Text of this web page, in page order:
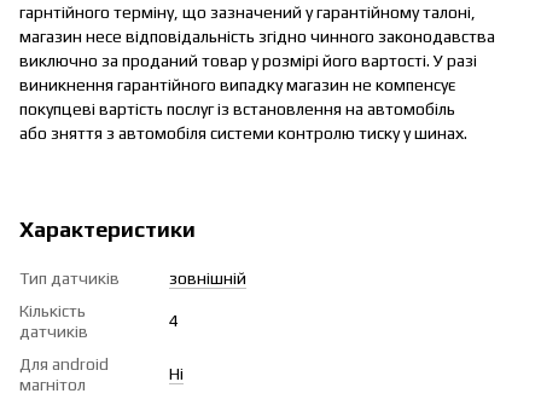
гарнтійного терміну, що зазначений у гарантійному талоні,
магазин несе відповідальність згідно чинного законодавства
виключно за проданий товар у розмірі його вартості. У разі
виникнення гарантійного випадку магазин не компенсує
покупцеві вартість послуг із встановлення на автомобіль
або зняття з автомобіля системи контролю тиску у шинах.
Характеристики
Тип датчиків
зовнішній
Кількість
датчиків
4
Для android
магнітол
Ні